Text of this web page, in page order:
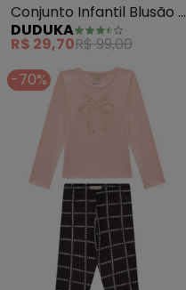
Conjunto Infantil Blusão e
Calça (Rosa)
DUDUKA
R$ 29,70R$ 99,00
-70%